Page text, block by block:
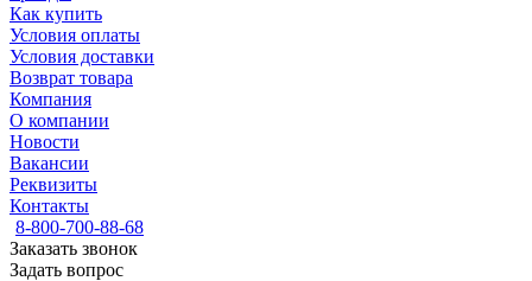
Как купить
Условия оплаты
Условия доставки
Возврат товара
Компания
О компании
Новости
Вакансии
Реквизиты
Контакты
8-800-700-88-68
Заказать звонок
Задать вопрос